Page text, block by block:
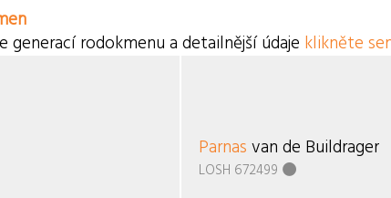
generací rodokmenu a detailnější údaje klikněte
Parnas van de Buildrager
LOSH 672499